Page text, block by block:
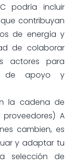
podría incluir
contribuyan
de energía y
de colaborar
actores para
de apoyo y
la cadena de
proveedores) A
cambien, es
y adaptar tu
selección de